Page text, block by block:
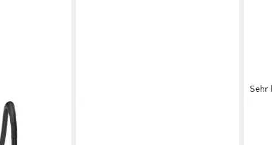
7069
Digital, für
Sehr